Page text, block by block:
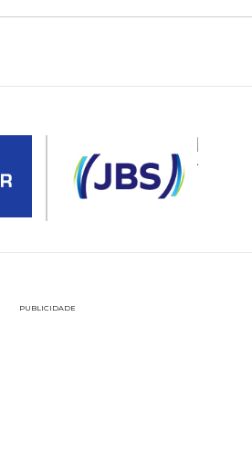
PUBLICIDADE